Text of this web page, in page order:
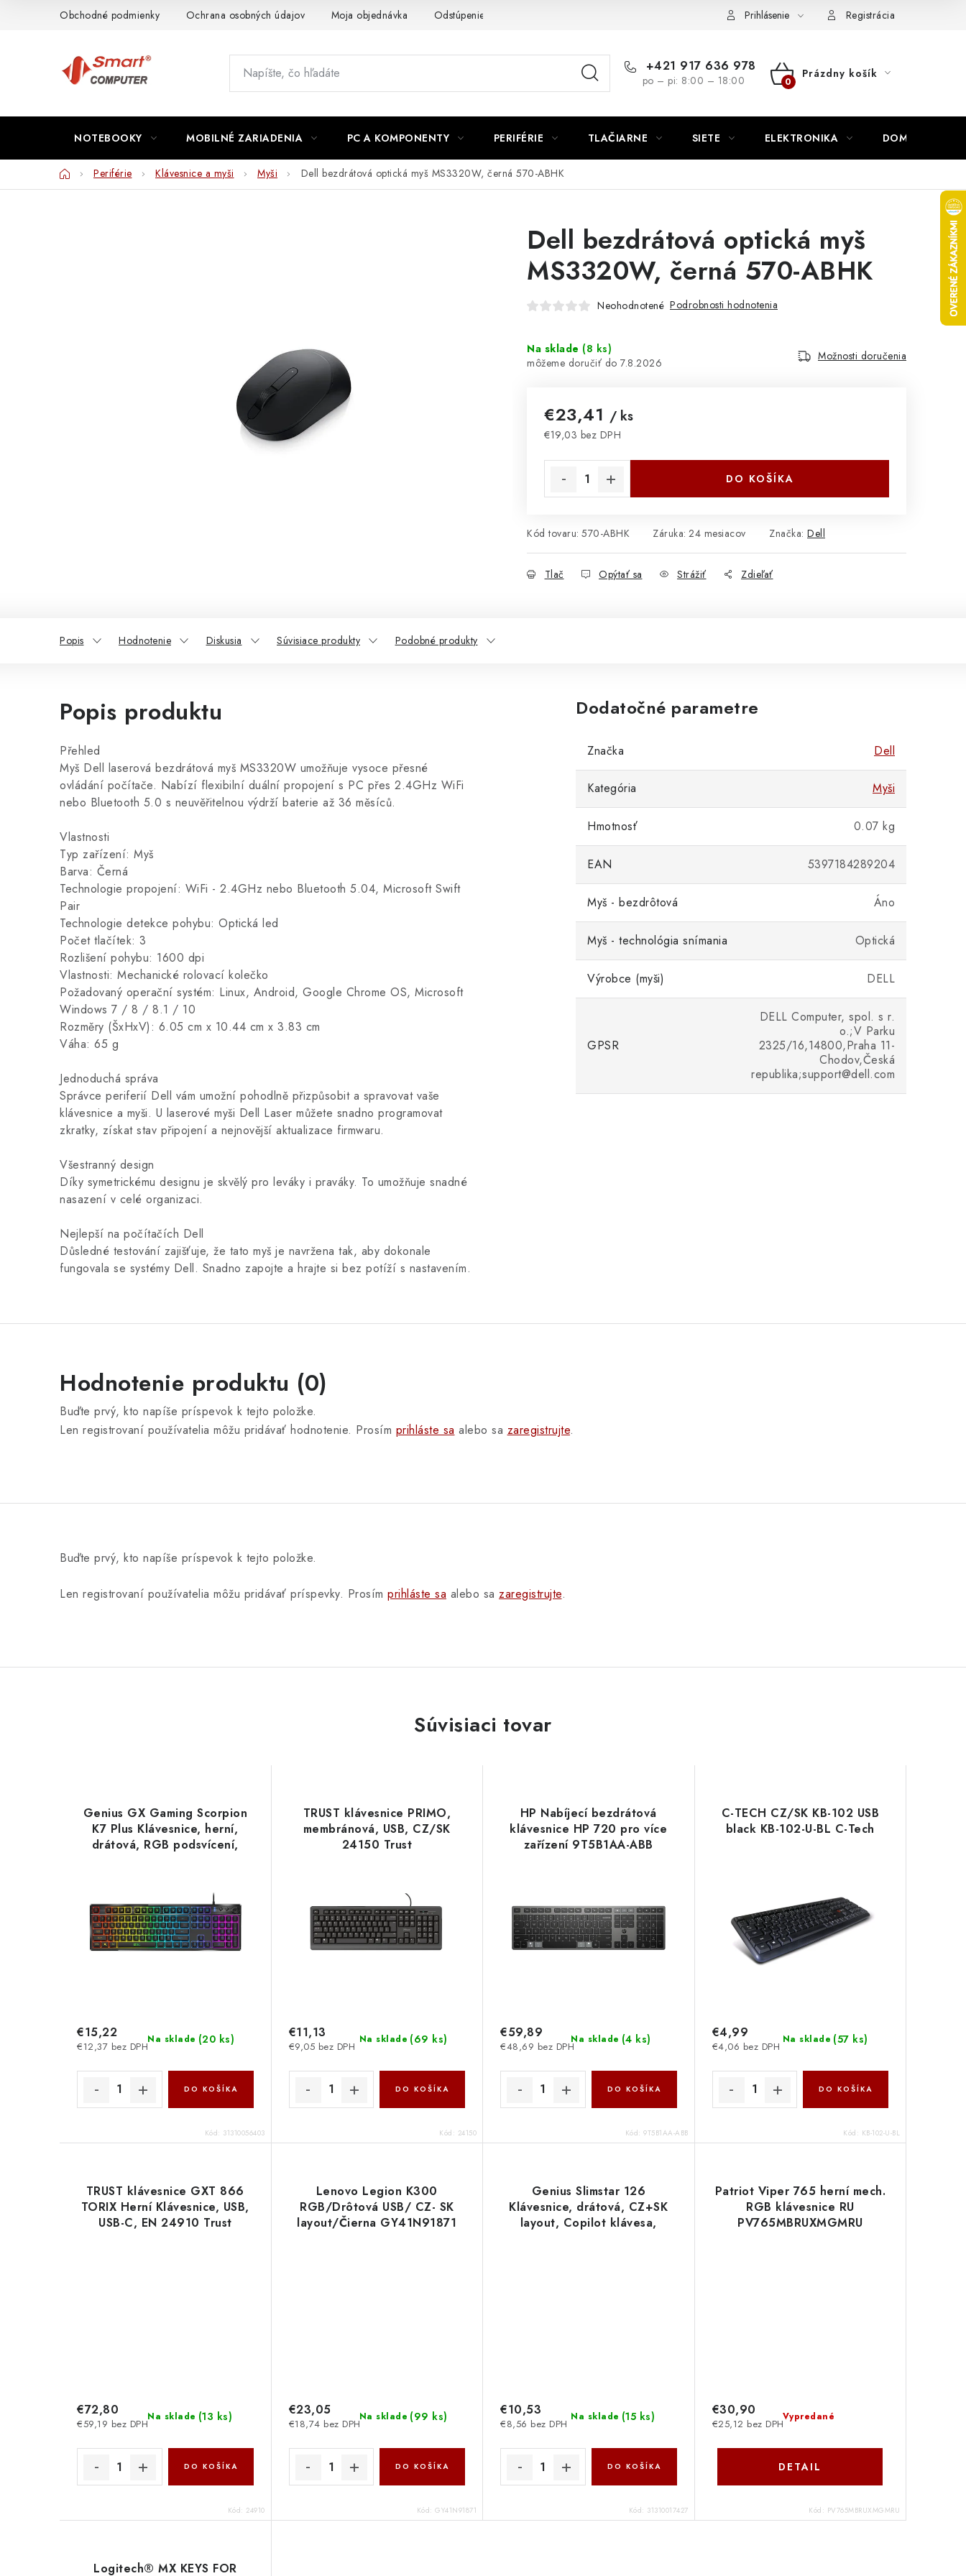
Obchodné podmienky Ochrana osobných údajov Moja objednávka Odstúpenie od zmluvy Napíšte námPrihlásenie Registrácia
+421 917 636 978
po – pi: 8:00 – 18:00
NÁKUPNÝ
Prázdny košík
NOTEBOOKY MOBILNÉ ZARIADENIA PC A KOMPONENTY PERIFÉRIE TLAČIARNE SIETE ELEKTRONIKA DOMÁCNOSŤ
DomovPeriférie Klávesnice a myši Myši Dell bezdrátová optická myš MS3320W, černá 570-ABHK
Dell bezdrátová optická myš
MS3320W, černá 570-ABHK
Neohodnotené Podrobnosti hodnotenia
Na sklade (8 ks)
7.8.2026
Možnosti doručenia
€23,41 / ks
€19,03 bez DPH
DO KOŠÍKA
Kód tovaru: 570-ABHK Záruka: 24 mesiacov Značka: Dell
Tlač Opýtať sa Strážiť Zdieľať
Popis Hodnotenie Diskusia Súvisiace produkty Podobné produkty
Popis produktu
Přehled
Myš Dell laserová bezdrátová myš MS3320W umožňuje vysoce přesné
ovládání počítače. Nabízí flexibilní duální propojení s PC přes 2.4GHz WiFi
nebo Bluetooth 5.0 s neuvěřitelnou výdrží baterie až 36 měsíců.
Vlastnosti
Typ zařízení: Myš
Barva: Černá
Technologie propojení: WiFi - 2.4GHz nebo Bluetooth 5.04, Microsoft Swift
Pair
Technologie detekce pohybu: Optická led
Počet tlačítek: 3
Rozlišení pohybu: 1600 dpi
Vlastnosti: Mechanické rolovací kolečko
Požadovaný operační systém: Linux, Android, Google Chrome OS, Microsoft
Windows 7 / 8 / 8.1 / 10
Rozměry (ŠxHxV): 6.05 cm x 10.44 cm x 3.83 cm
Váha: 65 g
Jednoduchá správa
Správce periferií Dell vám umožní pohodlně přizpůsobit a spravovat vaše
klávesnice a myši. U laserové myši Dell Laser můžete snadno programovat
zkratky, získat stav připojení a nejnovější aktualizace firmwaru.
Všestranný design
Díky symetrickému designu je skvělý pro leváky i praváky. To umožňuje snadné
nasazení v celé organizaci.
Nejlepší na počítačích Dell
Důsledné testování zajišťuje, že tato myš je navržena tak, aby dokonale
fungovala se systémy Dell. Snadno zapojte a hrajte si bez potíží s nastavením.
Dodatočné parametre
Značka Dell
Kategória Myši
Hmotnosť 0.07 kg
EAN 5397184289204
Myš - bezdrôtová Áno
Myš - technológia snímania Optická
Výrobce (myši) DELL
GPSR
DELL Computer, spol. s r.
o.;V Parku
2325/16,14800,Praha 11-
Chodov,Česká
republika;support@dell.com
Hodnotenie produktu (0)
Buďte prvý, kto napíše príspevok k tejto položke.
Len registrovaní používatelia môžu pridávať hodnotenie. Prosím prihláste sa alebo sa zaregistrujte.
Buďte prvý, kto napíše príspevok k tejto položke.
Len registrovaní používatelia môžu pridávať príspevky. Prosím prihláste sa alebo sa zaregistrujte.
Súvisiaci tovar
Genius GX Gaming Scorpion
K7 Plus Klávesnice, herní,
drátová, RGB podsvícení,
Na sklade (20 ks)
€12,37 bez DPH
€15,22
DO KOŠÍKA
Kód: 31310056403
TRUST klávesnice PRIMO,
membránová, USB, CZ/SK
24150 Trust
Na sklade (69 ks)
€9,05 bez DPH
€11,13
DO KOŠÍKA
Kód: 24150
HP Nabíjecí bezdrátová
klávesnice HP 720 pro více
zařízení 9T5B1AA-ABB
Na sklade (4 ks)
€48,69 bez DPH
€59,89
DO KOŠÍKA
Kód: 9T5B1AA-ABB
C-TECH CZ/SK KB-102 USB
black KB-102-U-BL C-Tech
Na sklade (57 ks)
€4,06 bez DPH
€4,99
DO KOŠÍKA
Kód: KB-102-U-BL
TRUST klávesnice GXT 866
TORIX Herní Klávesnice, USB,
USB-C, EN 24910 Trust
Na sklade (13 ks)
€59,19 bez DPH
€72,80
DO KOŠÍKA
Kód: 24910
Lenovo Legion K300
RGB/Drôtová USB/ CZ- SK
layout/Čierna GY41N91871
Na sklade (99 ks)
€18,74 bez DPH
€23,05
DO KOŠÍKA
Kód: GY41N91871
Genius Slimstar 126
Klávesnice, drátová, CZ+SK
layout, Copilot klávesa,
Na sklade (15 ks)
€8,56 bez DPH
€10,53
DO KOŠÍKA
Kód: 31310017427
Patriot Viper 765 herní mech.
RGB klávesnice RU
PV765MBRUXMGMRU
Vypredané
€25,12 bez DPH
€30,90
DETAIL
Kód: PV765MBRUXMGMRU
Logitech® MX KEYS FOR